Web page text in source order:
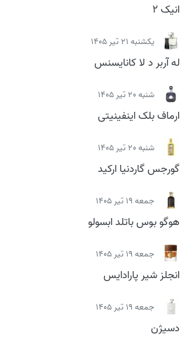
انیک 2
يكشنبه 21 تیر 1405
له آربر د لا کانایسنس
شنبه 20 تیر 1405
ارماف بلک اینفینیتی
شنبه 20 تیر 1405
گورجس گاردنیا ارکید
جمعه 19 تیر 1405
هوگو بوس باتلد ابسولو
جمعه 19 تیر 1405
انجلز شیر پارادایس
جمعه 19 تیر 1405
دسیژن